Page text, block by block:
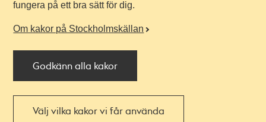
fungera på ett bra sätt för dig.
Om kakor på Stockholmskällan
Godkänn alla kakor
Välj vilka kakor vi får använda